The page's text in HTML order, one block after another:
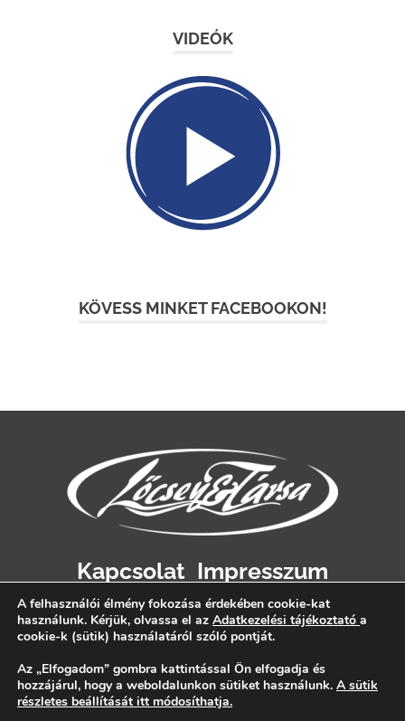
VIDEÓK
KÖVESS MINKET FACEBOOKON!
Kapcsolat Impresszum
Adatvédelem
A felhasználói élmény fokozása érdekében cookie-kat
használunk. Kérjük, olvassa el az Adatkezelési tájékoztató a
cookie-k (sütik) használatáról szóló pontját.
Az „Elfogadom” gombra kattintással Ön elfogadja és
hozzájárul, hogy a weboldalunkon sütiket használunk. A sütik
részletes beállítását itt módosíthatja.